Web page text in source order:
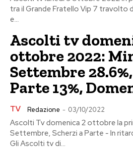
tra il Grande Fratello Vip 7 travolto
e...
Ascolti tv
ottobre 2022:
Settembre
Parte 13%,
TV Redazione - 03/10/2022
Ascolti Tv domenica 2 ottobre la
Settembre, Scherzi a Parte - In
Gli Ascolti tv di...